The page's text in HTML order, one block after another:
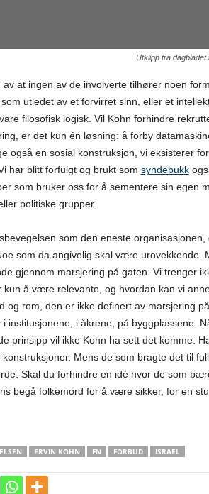
Utklipp fra
at ingen av de involverte tilhører noen
utledet av et forvirret sinn, eller et
filosofisk logisk. Vil Kohn forhindre
er det kun én løsning: å forby
også en sosial konstruksjon, vi eksisterer
har blitt forfulgt og brukt som syndebukk
som bruker oss for å sementere sin egen
politiske grupper.
som den eneste organisasjonen,
som da angivelig skal være urovekkende.
gjennom marsjering på gaten. Vi trenger
å være relevante, og hvordan kan vi
og rom, den er ikke definert av marsjering
institusjonene, i åkrene, på byggplassene.
prinsipp vil ikke Kohn ha sett det komme.
Mens de som bragte det til
Skal du forhindre en idé hvor de som
begå folkemord for å være sikker, for en
ERVIN KOHN FN FORBUD ISRAEL